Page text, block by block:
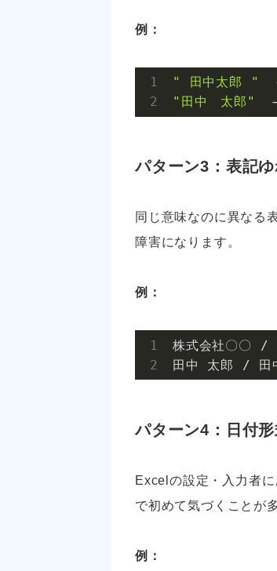
例：
" 田中太郎 "
"田中　太郎"
パターン3：表記
同じ意味なのに異なる
障害になります。
例：
株式会社〇〇 /
田中 太郎 / 田
パターン4：日付
Excelの設定・入力者
で初めて気づくことが
例：